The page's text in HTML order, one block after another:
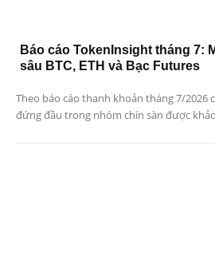
Báo cáo TokenInsight tháng 7:
sâu BTC, ETH và Bạc Futures
Theo báo cáo thanh khoản tháng 7/2026
đứng đầu trong nhóm chín sàn được